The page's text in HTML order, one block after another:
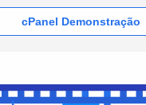
cPanel Demonstração